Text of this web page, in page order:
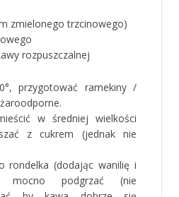
zmielonego trzcinowego)
rozpuszczalnej
przygotować ramekiny /
w średniej wielkości
z cukrem (jednak nie
rondelka (dodając wanilię i
mocno podgrzać (nie